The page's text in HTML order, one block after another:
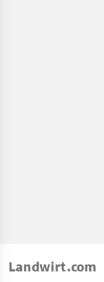
Landwirt.com